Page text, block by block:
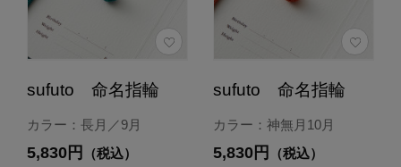
sufuto 命名指輪
カラー：長月／9月
5,830円 （税込）
sufuto 命名指輪
カラー：神無月10月
5,830円 （税込）